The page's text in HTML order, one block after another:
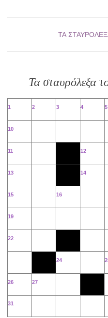
ΤΑ
Τα σταυρόλεξα
1 2 3 4 5
10
11 12
13 14
15 16
19
22
24
26 27
31